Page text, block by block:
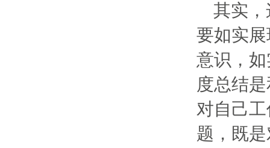
其实
要如实
意识，
度总结
对自己
题，既